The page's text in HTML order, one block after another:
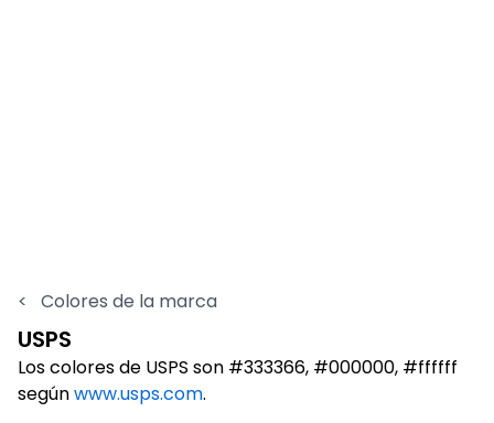
< Colores de la marca
USPS
Los colores de USPS son #333366, #000000, #ffffff
segúnwww.usps.com.